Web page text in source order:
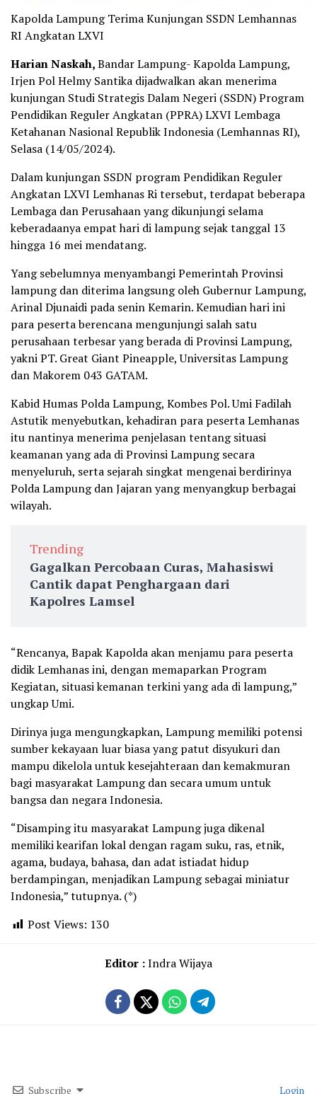
Kapolda Lampung Terima Kunjungan SSDN Lemhannas
RI Angkatan LXVI
Harian Naskah,Bandar Lampung- Kapolda Lampung,
Irjen Pol Helmy Santika dijadwalkan akan menerima
kunjungan Studi Strategis Dalam Negeri (SSDN) Program
Pendidikan Reguler Angkatan (PPRA) LXVI Lembaga
Ketahanan Nasional Republik Indonesia (Lemhannas RI),
Selasa (14/05/2024).
Dalam kunjungan SSDN program Pendidikan Reguler
Angkatan LXVI Lemhanas Ri tersebut, terdapat beberapa
Lembaga dan Perusahaan yang dikunjungi selama
keberadaanya empat hari di lampung sejak tanggal 13
hingga 16 mei mendatang.
Yang sebelumnya menyambangi Pemerintah Provinsi
lampung dan diterima langsung oleh Gubernur Lampung,
Arinal Djunaidi pada senin Kemarin. Kemudian hari ini
para peserta berencana mengunjungi salah satu
perusahaan terbesar yang berada di Provinsi Lampung,
yakni PT. Great Giant Pineapple, Universitas Lampung
dan Makorem 043 GATAM.
Kabid Humas Polda Lampung, Kombes Pol. Umi Fadilah
Astutik menyebutkan, kehadiran para peserta Lemhanas
itu nantinya menerima penjelasan tentang situasi
keamanan yang ada di Provinsi Lampung secara
menyeluruh, serta sejarah singkat mengenai berdirinya
Polda Lampung dan Jajaran yang menyangkup berbagai
wilayah.
Trending
Gagalkan Percobaan Curas, Mahasiswi
Cantik dapat Penghargaan dari
Kapolres Lamsel
“Rencanya, Bapak Kapolda akan menjamu para peserta
didik Lemhanas ini, dengan memaparkan Program
Kegiatan, situasi kemanan terkini yang ada di lampung,”
ungkap Umi.
Dirinya juga mengungkapkan, Lampung memiliki potensi
sumber kekayaan luar biasa yang patut disyukuri dan
mampu dikelola untuk kesejahteraan dan kemakmuran
bagi masyarakat Lampung dan secara umum untuk
bangsa dan negara Indonesia.
“Disamping itu masyarakat Lampung juga dikenal
memiliki kearifan lokal dengan ragam suku, ras, etnik,
agama, budaya, bahasa, dan adat istiadat hidup
berdampingan, menjadikan Lampung sebagai miniatur
Indonesia,” tutupnya. (*)
Post Views: 130
Editor :Indra Wijaya
Subscribe Login